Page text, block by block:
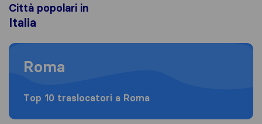
Città popolari in
Italia
Moving to Roma
Roma
Top 10 traslocatori a Roma